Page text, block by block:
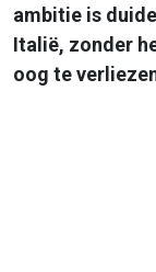
ambitie is
Italië, zonder
oog te